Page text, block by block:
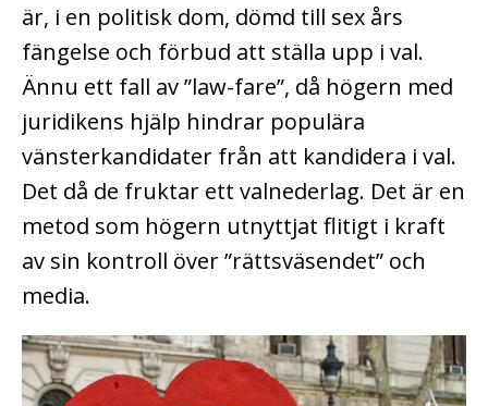
är, i en politisk dom, dömd till sex års
fängelse och förbud att ställa upp i val.
Ännu ett fall av ”law-fare”, då högern med
juridikens hjälp hindrar populära
vänsterkandidater från att kandidera i val.
Det då de fruktar ett valnederlag. Det är en
metod som högern utnyttjat flitigt i kraft
av sin kontroll över ”rättsväsendet” och
media.